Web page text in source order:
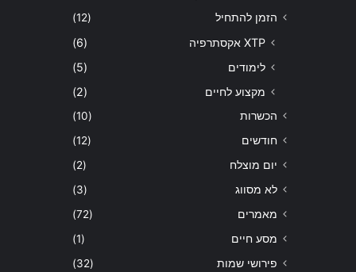
הזמן להתחיל
(12)
XTP אקסתרפיה
(6)
לימודים
(5)
מקצוע לחיים
(2)
הכשרות
(10)
חודשים
(12)
יום מוצלח
(2)
לא מסווג
(3)
מאמרים
(72)
מסע חיים
(1)
פירושי שמות
(32)